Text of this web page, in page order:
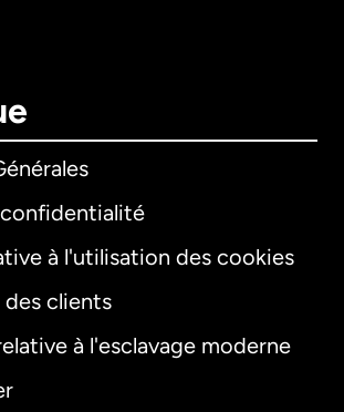
à l'utilisation des cookies
clients
à l'esclavage moderne